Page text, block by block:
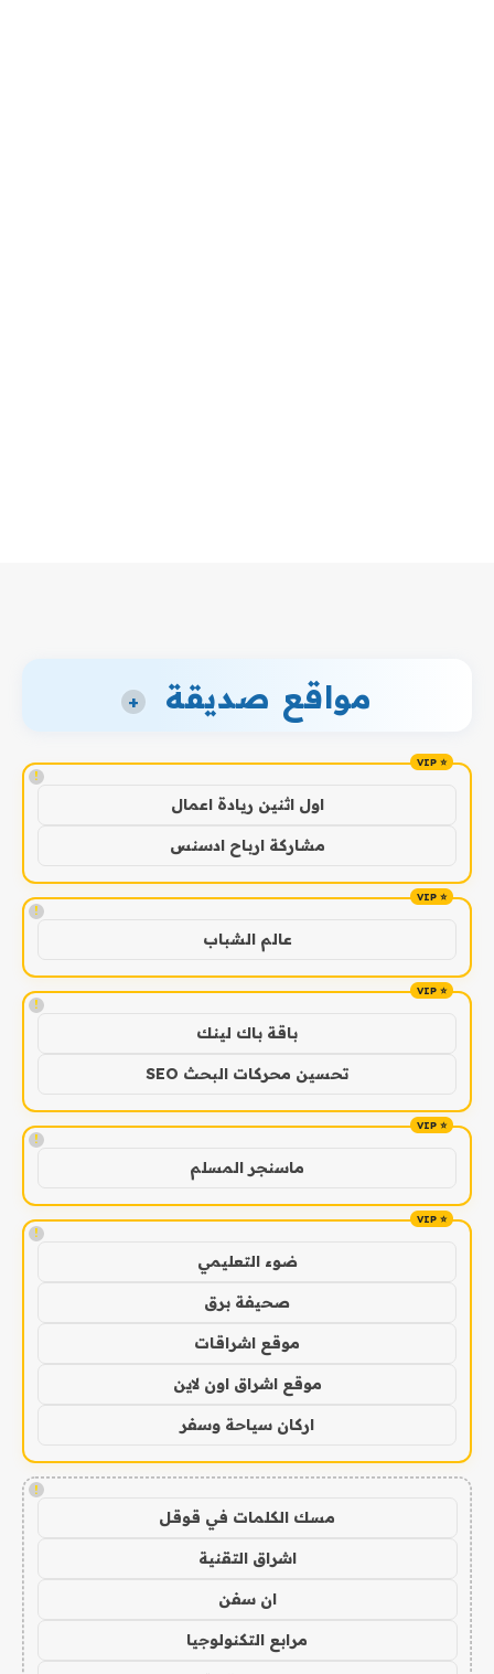
مواقع صديقة +
!
اول اثنين ريادة اعمال
مشاركة ارباح ادسنس
!
عالم الشباب
!
باقة باك لينك
تحسين محركات البحث SEO
!
ماسنجر المسلم
!
ضوء التعليمي
صحيفة برق
موقع اشراقات
موقع اشراق اون لاين
اركان سياحة وسفر
!
مسك الكلمات في قوقل
اشراق التقنية
ان سفن
مرابع التكنولوجيا